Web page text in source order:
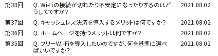
第38回
Q. Wi-Fiの接続が切れたり不安定になったりするのはど
うしてですか？
2021.08.02
第37回 Q. キャッシュレス決済を導入するメリットは何ですか？
2021.08.02
第36回
Q. ホームページを持つメリットは何ですか？
2021.08.02
第35回
Q. フリーWi-Fiを導入したいのですが、何を基準に選べ
ばいいですか？
2021.08.02